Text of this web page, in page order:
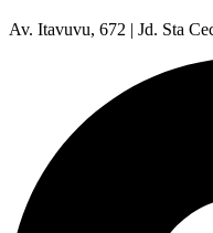
Av. Itavuvu, 672 | Jd. Sta